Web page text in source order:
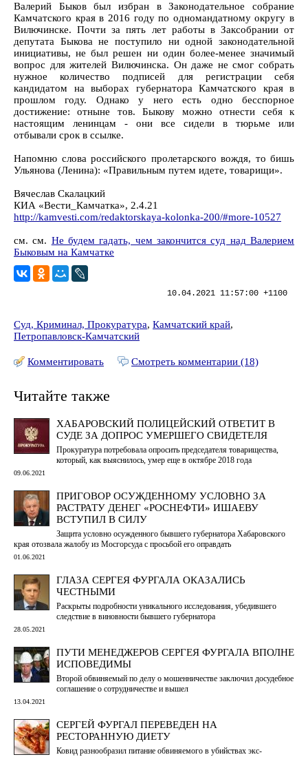
Валерий Быков был избран в Законодательное собрание
Камчатского края в 2016 году по одномандатному округу в
Вилючинске. Почти за пять лет работы в Заксобрании от
депутата Быкова не поступило ни одной законодательной
инициативы, не был решен ни один более-менее значимый
вопрос для жителей Вилючинска. Он даже не смог собрать
нужное количество подписей для регистрации себя
кандидатом на выборах губернатора Камчатского края в
прошлом году. Однако у него есть одно бесспорное
достижение: отныне тов. Быкову можно отнести себя к
настоящим ленинцам - они все сидели в тюрьме или
отбывали срок в ссылке.
Напомню слова российского пролетарского вождя, то бишь
Ульянова (Ленина): «Правильным путем идете, товарищи».
Вячеслав Скалацкий
КИА «Вести_Камчатка», 2.4.21
http://kamvesti.com/redaktorskaya-kolonka-200/#more-10527
см. см. Не будем гадать, чем закончится суд над Валерием
Быковым на Камчатке
10.04.2021 11:57:00 +1100
Суд, Криминал, Прокуратура, Камчатский край,
Петропавловск-Камчатский
Комментировать Смотреть комментарии (18)
Читайте также
ХАБАРОВСКИЙ ПОЛИЦЕЙСКИЙ ОТВЕТИТ В
СУДЕ ЗА ДОПРОС УМЕРШЕГО СВИДЕТЕЛЯ
Прокуратура потребовала опросить председателя товарищества,
который, как выяснилось, умер еще в октябре 2018 года
09.06.2021
ПРИГОВОР ОСУЖДЕННОМУ УСЛОВНО ЗА
РАСТРАТУ ДЕНЕГ «РОСНЕФТИ» ИШАЕВУ
ВСТУПИЛ В СИЛУ
Защита условно осужденного бывшего губернатора Хабаровского
края отозвала жалобу из Мосгорсуда с просьбой его оправдать
01.06.2021
ГЛАЗА СЕРГЕЯ ФУРГАЛА ОКАЗАЛИСЬ
ЧЕСТНЫМИ
Раскрыты подробности уникального исследования, убедившего
следствие в виновности бывшего губернатора
28.05.2021
ПУТИ МЕНЕДЖЕРОВ СЕРГЕЯ ФУРГАЛА ВПОЛНЕ
ИСПОВЕДИМЫ
Второй обвиняемый по делу о мошенничестве заключил досудебное
соглашение о сотрудничестве и вышел
13.04.2021
СЕРГЕЙ ФУРГАЛ ПЕРЕВЕДЕН НА
РЕСТОРАННУЮ ДИЕТУ
Ковид разнообразил питание обвиняемого в убийствах экс-